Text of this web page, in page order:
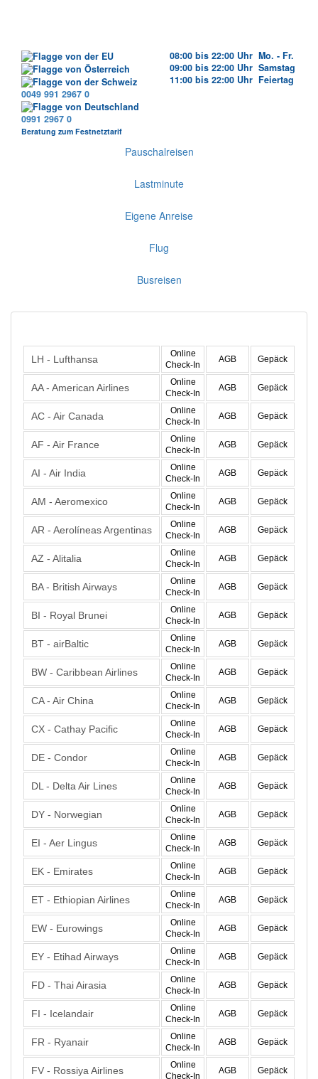
0049 991 2967 0
0991 2967 0
Beratung zum Festnetztarif
08:00 bis 22:00 Uhr Mo. - Fr.
09:00 bis 22:00 Uhr Samstag
11:00 bis 22:00 Uhr Feiertag
Pauschalreisen
Lastminute
Eigene Anreise
Flug
Busreisen